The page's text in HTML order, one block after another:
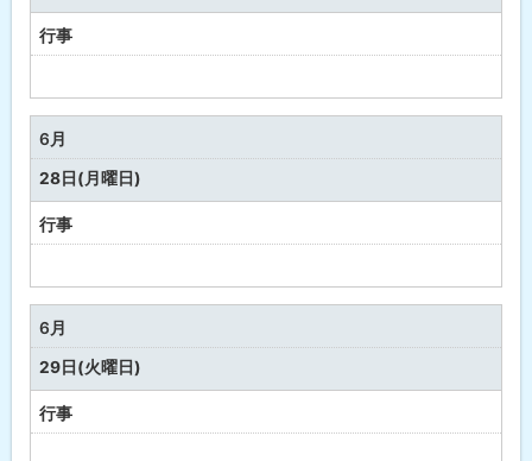
行事
定
な
し
6月
28日(月曜日)
行事
定
な
し
6月
29日(火曜日)
行事